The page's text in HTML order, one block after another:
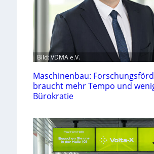
Bild: VDMA e.V.
Maschinenbau:
braucht mehr Tempo und
Bürokratie